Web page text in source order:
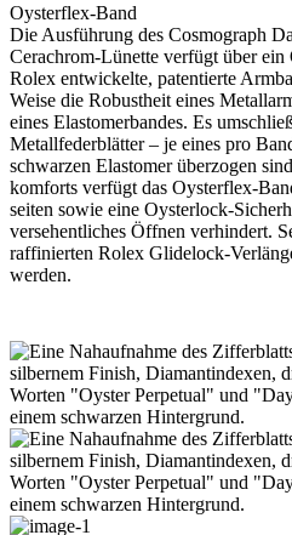
Oysterflex-Band
Die Ausführung des Cosmograph
Cerachrom-Lünette verfügt über
Rolex entwickelte, patentierte
Weise die Robustheit eines
eines Elastomerbandes. Es
Metall­federblätter – je eines pro
schwarzen Elastomer überzogen
komforts verfügt das Oysterflex-
seiten sowie eine Oysterlock-
versehentliches Öffnen verhindert.
raffinierten Rolex Glidelock-
werden.